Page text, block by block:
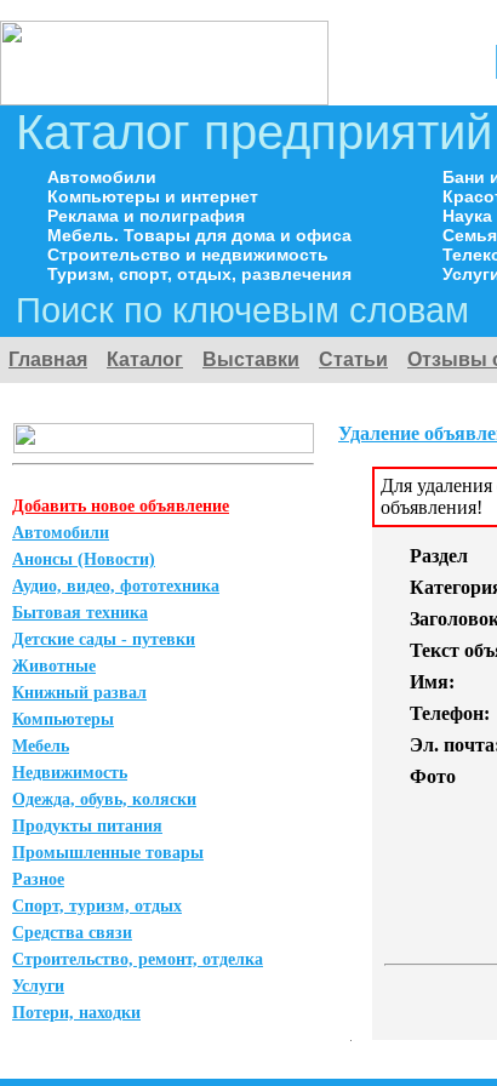
Каталог предприятий
Автомобили
Компьютеры и интернет
Реклама и полиграфия
Мебель. Товары для дома и офиса
Строительство и недвижимость
Туризм, спорт, отдых, развлечения
Бани
Поиск по ключевым словам
Главная Каталог Выставки Статьи Отзывы
Добавить новое объявление
Автомобили
Анонсы (Новости)
Аудио, видео, фототехника
Бытовая техника
Детские сады - путевки
Животные
Книжный развал
Компьютеры
Мебель
Недвижимость
Одежда, обувь, коляски
Продукты питания
Промышленные товары
Разное
Спорт, туризм, отдых
Средства связи
Строительство, ремонт, отделка
Услуги
Потери, находки
Удаление
Для
объявления!
Раздел
Текст
Имя:
Телефон:
Эл.
Фото